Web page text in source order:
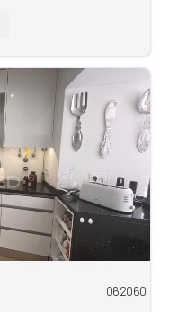
062060